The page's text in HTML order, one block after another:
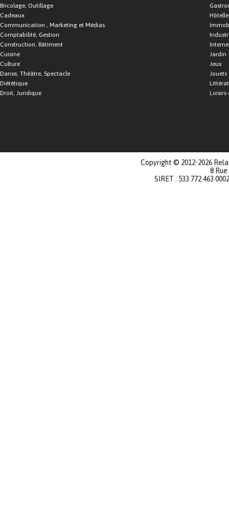
Bricolage, Outillage
Cadeaux
Communication , Marketing et Médias
Comptabilité, Gestion
Construction, Bâtiment
Cuisine
Culture
Danse, Théâtre, Spectacle
Diététique
Droit, Juridique
Jardin
Jeux
Jouets
Loisirs
Copyright © 2012-2026
8
SIRET : 533 772 463